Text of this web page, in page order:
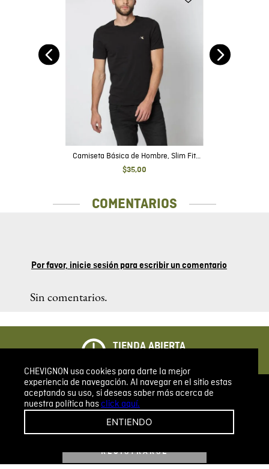
CHEVIGNON usa cookies para darte la mejor
experiencia de navegación. Al navegar en el sitio estas
aceptando su uso, si deseas saber más acerca de
nuestra política hasclick aquí.
ENTIENDO
Camiseta Básica de Hombre, Slim Fit
Cuello Redondo - Algodón Pima
$35,00
COMENTARIOS
Por favor, inicie sesión para escribir un comentario
Sin comentarios.
TIENDA ABIERTA
REGÍSTRATE, COMPRA Y HAZ PARTE DE CHEVIGNON
LEGACY, NUESTRA COMUNIDAD CH. DESCUBRE
TODOS LOS BENEFICIOS QUE TENEMOS PARA TI.
REGISTRARSE